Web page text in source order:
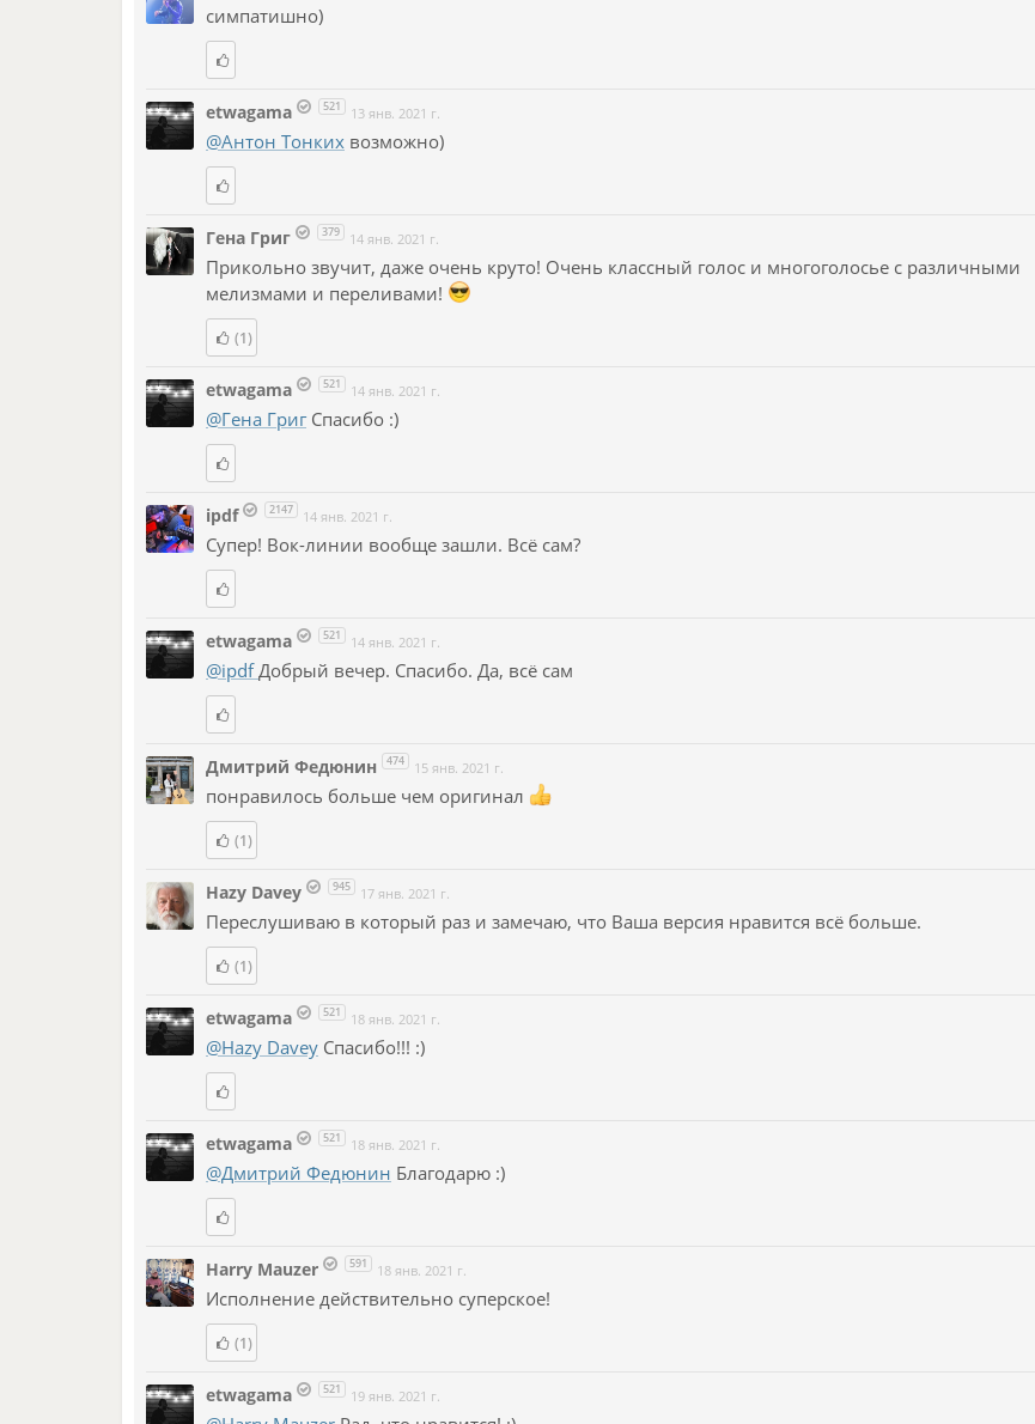
симпатишно)
etwagama 521 13 янв. 2021 г.
@Антон Тонких возможно)
Гена Григ 379 14 янв. 2021 г.
Прикольно звучит, даже очень круто! Очень классный голос и многоголосье с различными
мелизмами и переливами!
(1)
etwagama 521 14 янв. 2021 г.
@Гена Григ Спасибо :)
ipdf 2147 14 янв. 2021 г.
Супер! Вок-линии вообще зашли. Всё сам?
etwagama 521 14 янв. 2021 г.
@ipdfДобрый вечер. Спасибо. Да, всё сам
Дмитрий Федюнин 474 15 янв. 2021 г.
понравилось больше чем оригинал
(1)
Hazy Davey 945 17 янв. 2021 г.
Переслушиваю в который раз и замечаю, что Ваша версия нравится всё больше.
(1)
etwagama 521 18 янв. 2021 г.
@Hazy Davey Спасибо!!! :)
etwagama 521 18 янв. 2021 г.
@Дмитрий Федюнин Благодарю :)
Harry Mauzer 591 18 янв. 2021 г.
Исполнение действительно суперское!
(1)
etwagama 521 19 янв. 2021 г.